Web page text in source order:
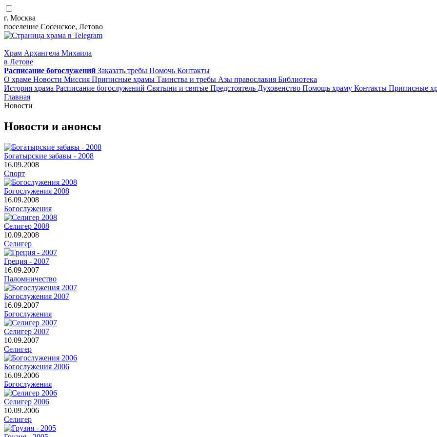
г. Москва
поселение Сосенское, Летово
Храм Архангела Михаила
в Летове
Расписание богослужений Заказать требы Помочь Контакты
О храме Новости Миссия Приписные храмы Таинства и требы Азы православия Библиотека
История храма Расписание богослужений Святыни и святые Предстоятель Духовенство Помощь храму Контакты Приписные
Главная
Новости
Новости и анонсы
Богатырские забавы - 2008
16.09.2008
Спорт
Богослужения 2008
16.09.2008
Богослужения
Селигер 2008
10.09.2008
Селигер
Греция - 2007
16.09.2007
Паломничество
Богослужения 2007
16.09.2007
Богослужения
Селигер 2007
10.09.2007
Селигер
Богослужения 2006
16.09.2006
Богослужения
Селигер 2006
10.09.2006
Селигер